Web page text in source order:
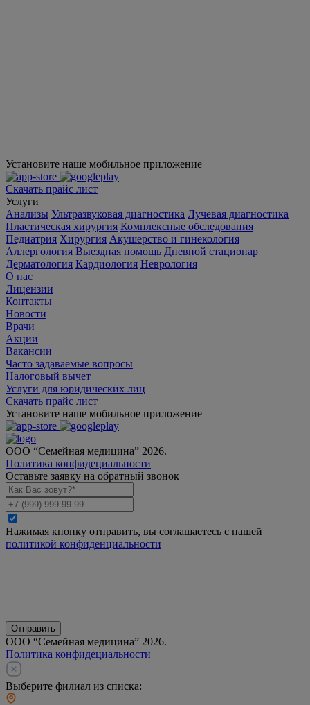
Установите наше мобильное приложение
Скачать прайс лист
Услуги
Анализы Ультразвуковая диагностика Лучевая диагностика
Пластическая хирургия Комплексные обследования
Педиатрия Хирургия Акушерство и гинекология
Аллергология Выездная помощь Дневной стационар
Дерматология Кардиология Неврология
О нас
Лицензии
Контакты
Новости
Врачи
Акции
Вакансии
Часто задаваемые вопросы
Налоговый вычет
Услуги для юридических лиц
Скачать прайс лист
Установите наше мобильное приложение
ООО “Семейная медицина” 2026.
Политика конфидециальности
Оставьте заявку на обратный звонок
Нажимая кнопку отправить, вы соглашаетесь с нашей
политикой конфиденциальности
Отправить
ООО “Семейная медицина” 2026.
Политика конфидециальности
Выберите филиал из списка: